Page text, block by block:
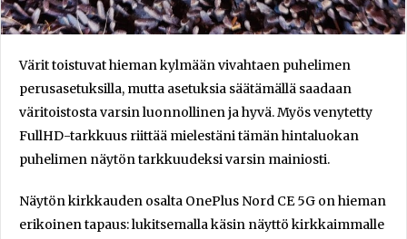
Värit toistuvat hieman kylmään vivahtaen puhelimen
perusasetuksilla, mutta asetuksia säätämällä saadaan
väritoistosta varsin luonnollinen ja hyvä. Myös venytetty
FullHD-tarkkuus riittää mielestäni tämän hintaluokan
puhelimen näytön tarkkuudeksi varsin mainiosti.
Näytön kirkkauden osalta OnePlus Nord CE 5G on hieman
erikoinen tapaus: lukitsemalla käsin näyttö kirkkaimmalle